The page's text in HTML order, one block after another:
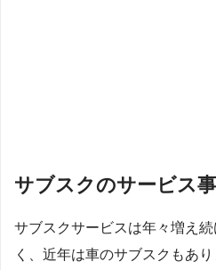
サブスクのサービス
サブスクサービスは年々増え
く、近年は車のサブスクもあ